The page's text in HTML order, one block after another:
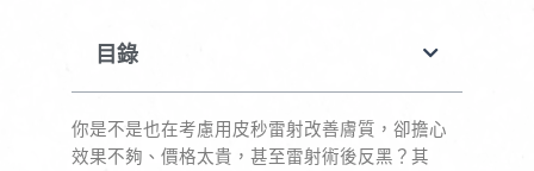
目錄
你是不是也在考慮用皮秒雷射改善膚質，卻擔心
效果不夠、價格太貴，甚至雷射術後反黑？其